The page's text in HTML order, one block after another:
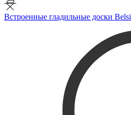
Встроенные гладильные доски Belsi